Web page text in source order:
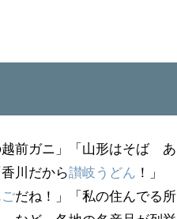
越前ガニ」「山形はそば あ
川だから讃岐うどん
！」
ごだね！」「私の住んでる所